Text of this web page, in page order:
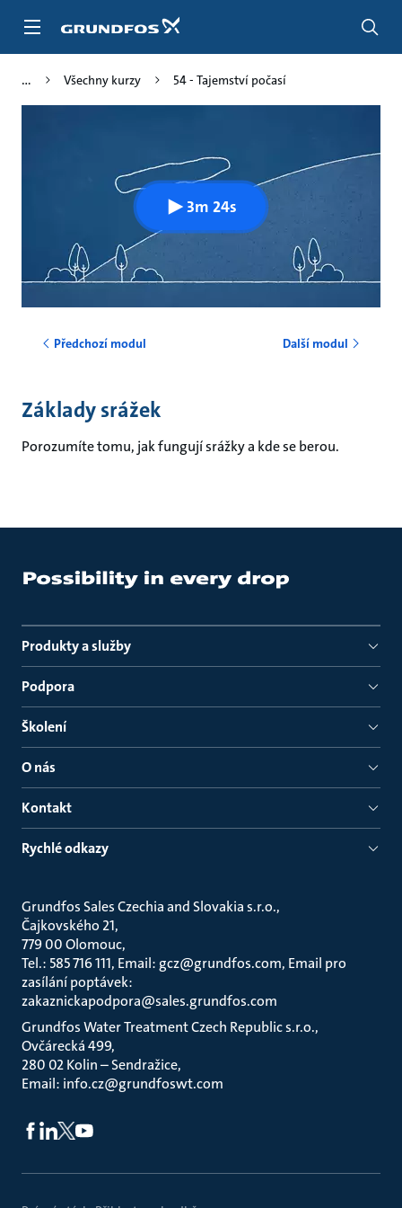
Všechny kurzy 54 - Tajemství počasí
3m 24s
Předchozí modul Další modul
Základy srážek
Porozumíte tomu, jak fungují srážky a kde se berou.
Produkty a služby
Podpora
Školení
O nás
Kontakt
Rychlé odkazy
Grundfos Sales Czechia and Slovakia s.r.o.
Čajkovského 21
779 00 Olomouc
Tel.: 585 716 111, Email: gcz@grundfos.com, Email pro
zasílání poptávek:
zakaznickapodpora@sales.grundfos.com
Grundfos Water Treatment Czech Republic s.r.o.
Ovčárecká 499
280 02 Kolin – Sendražice
Email: info.cz@grundfoswt.com